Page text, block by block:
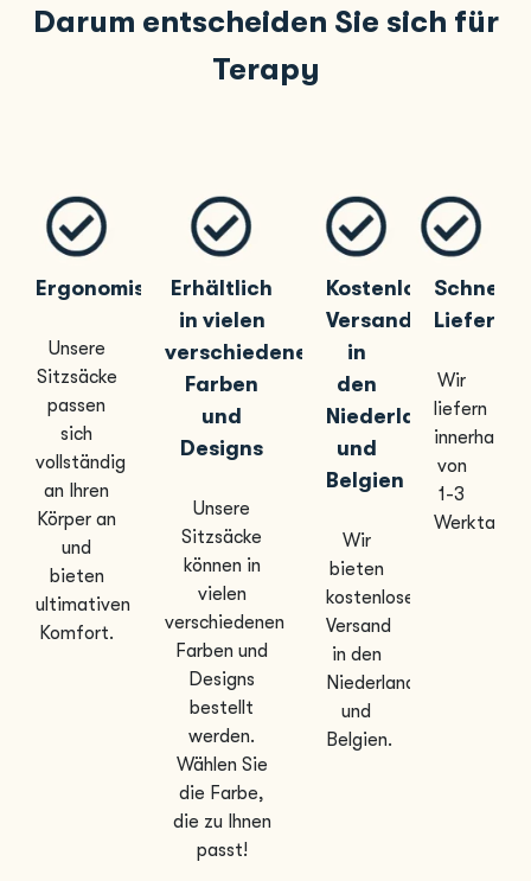
Darum entscheiden Sie sich für
Terapy
Ergonomisch
Unsere
Sitzsäcke
passen
sich
vollständig
an Ihren
Körper an
und
bieten
ultimativen
Komfort.
Erhältlich
in vielen
verschiedenen
Farben
und
Designs
Unsere
Sitzsäcke
können in
vielen
verschiedenen
Farben und
Designs
bestellt
werden.
Wählen Sie
die Farbe,
die zu Ihnen
passt!
Kostenloser
Versand
in
den
Niederlanden
und
Belgien
Wir
bieten
kostenlosen
Versand
in den
Niederlanden
und
Belgien.
Schnelle
Wir
liefern
innerhalb
von
1-3
Werktagen.